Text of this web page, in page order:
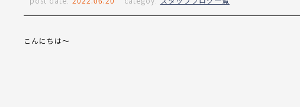
こんにちは～